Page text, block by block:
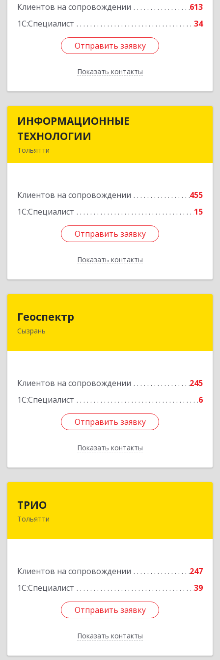
Клиентов на сопровождении
613
1С:Специалист
34
Отправить заявку
Показать контакты
Отправить заявку
Назад
ИНФОРМАЦИОННЫЕ
ТЕХНОЛОГИИ
Тольятти
Клиентов на сопровождении
455
1С:Специалист
15
Отправить заявку
Показать контакты
ИНФОРМАЦИОННЫЕ
Подробнее
Отправить заявку
Назад
Геоспектр
Сызрань
Клиентов на сопровождении
245
1С:Специалист
6
Отправить заявку
Показать контакты
446001, Самарская обл, Сызрань г, Кирова ул,
Отправить заявку
Назад
ТРИО
Тольятти
Клиентов на сопровождении
247
1С:Специалист
39
Отправить заявку
Показать контакты
Отправить заявку
Назад